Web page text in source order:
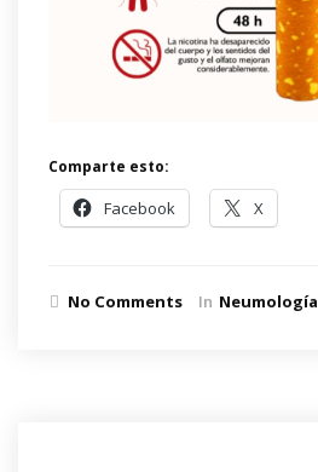
Comparte esto:
Facebook X
No Comments In Neumología